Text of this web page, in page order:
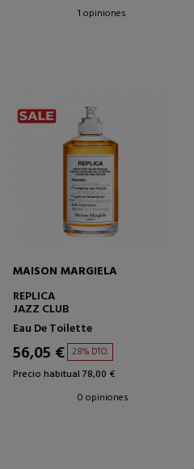
1 opiniones
MAISON MARGIELA
REPLICA
JAZZ CLUB
Eau De Toilette
56,05 € 28% DTO.
Precio habitual 78,00 €
0 opiniones